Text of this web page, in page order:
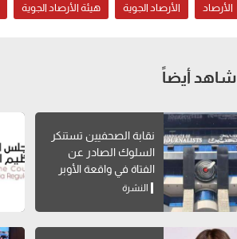
الأرصاد الأرصاد الجوية هيئة الأرصاد الجوية
شاهد أيضاً
نقابة الصحفيين تستنكر
السلوك الصادر عن
الفتاة في واقعة الأوبر
النشرة